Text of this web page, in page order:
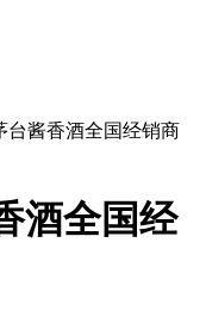
台酱香酒全国经销商
酒全国经